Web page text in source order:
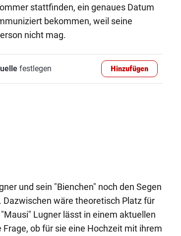
stattfinden, ein genaues Datum
bekommen, weil seine
nicht mag.
festlegen Hinzufügen
und sein "Bienchen" noch den Segen
wäre theoretisch Platz für
Lugner lässt in einem aktuellen
ob für sie eine Hochzeit mit ihrem